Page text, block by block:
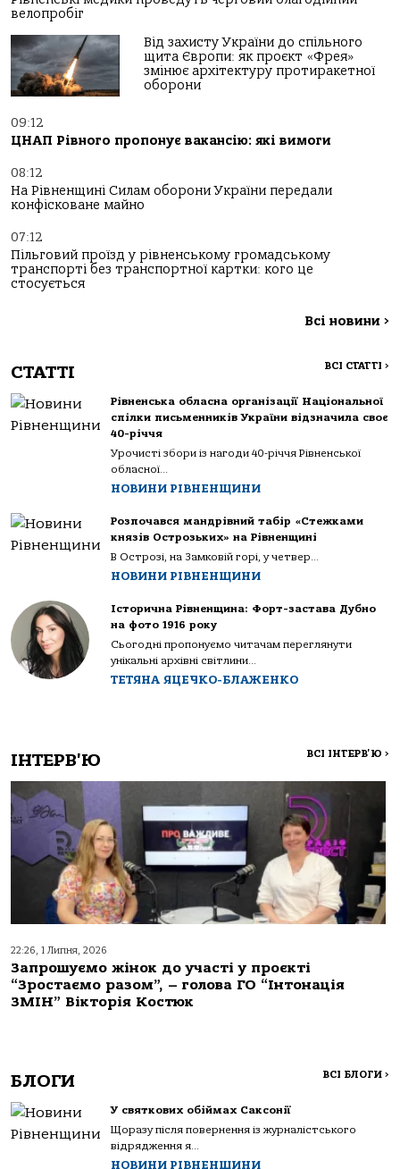
велопробіг
Від захисту України до спільного
щита Європи: як проєкт «Фрея»
змінює архітектуру протиракетної
оборони
09:12
ЦНАП Рівного пропонує вакансію: які вимоги
08:12
На Рівненщині Силам оборони України передали
конфісковане майно
07:12
Пільговий проїзд у рівненському громадському
транспорті без транспортної картки: кого це
стосується
Всі новини >
СТАТТІ ВСІ СТАТТІ >
Рівненська обласна організації Національної
спілки письменників України відзначила своє
40-річчя
Урочисті збори із нагоди 40-річчя Рівненської
обласної...
НОВИНИ РІВНЕНЩИНИ
Розпочався мандрівний табір «Стежками
князів Острозьких» на Рівненщині
В Острозі, на Замковій горі, у четвер...
НОВИНИ РІВНЕНЩИНИ
Історична Рівненщина: Форт-застава Дубно
на фото 1916 року
Сьогодні пропонуємо читачам переглянути
унікальні архівні світлини...
ТЕТЯНА ЯЦЕЧКО-БЛАЖЕНКО
ІНТЕРВ'Ю ВСІ ІНТЕРВ'Ю >
22:26, 1 Липня, 2026
Запрошуємо жінок до участі у проєкті
“Зростаємо разом”, – голова ГО “Інтонація
ЗМІН” Вікторія Костюк
БЛОГИ ВСІ БЛОГИ >
У святкових обіймах Саксонії
Щоразу після повернення із журналістського
відрядження я...
НОВИНИ РІВНЕНЩИНИ